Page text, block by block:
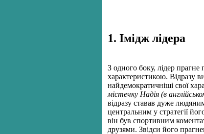
1. Імідж лідера
З одного боку, лідер
характеристикою. Відразу
найдемократичніші свої
містечку Надія (в
відразу ставав дуже
центральним у стратегії
він був спортивним
друзями. Звідси його